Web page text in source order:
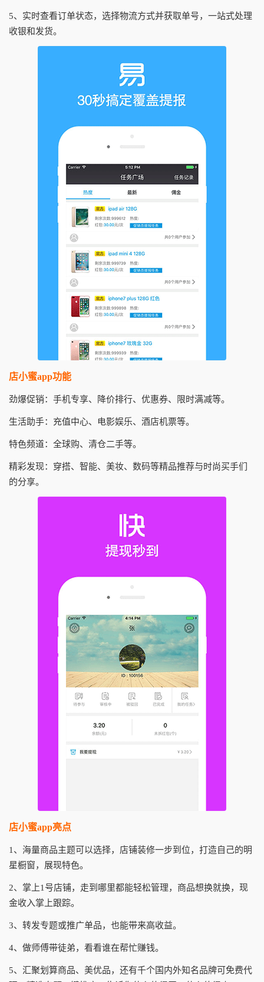
5、实时查看订单状态，选择物流方式并获取单号，一站式处理
收银和发货。
店小蜜app功能
劲爆促销：手机专享、降价排行、优惠券、限时满减等。
生活助手：充值中心、电影娱乐、酒店机票等。
特色频道：全球购、清仓二手等。
精彩发现：穿搭、智能、美妆、数码等精品推荐与时尚买手们
的分享。
店小蜜app亮点
1、海量商品主题可以选择，店铺装修一步到位，打造自己的明
星橱窗，展现特色。
2、掌上1号店铺，走到哪里都能轻松管理，商品想换就换，现
金收入掌上跟踪。
3、转发专题或推广单品，也能带来高收益。
4、做师傅带徒弟，看看谁在帮忙赚钱。
5、汇聚划算商品、美优品，还有千个国内外知名品牌可免费代